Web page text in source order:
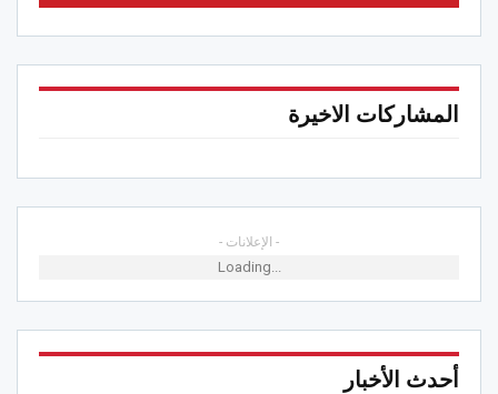
المشاركات الاخيرة
- الإعلانات -
Loading...
أحدث الأخبار